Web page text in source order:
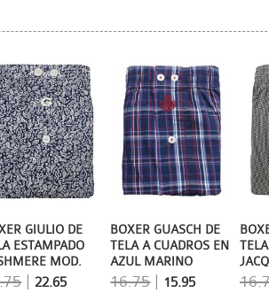
BOXER GUASCH DE
TELA A CUADROS EN
AZUL MARINO
16.75| 15.95
GIULIO DE
ESTAMPADO
MOD.
|22.65